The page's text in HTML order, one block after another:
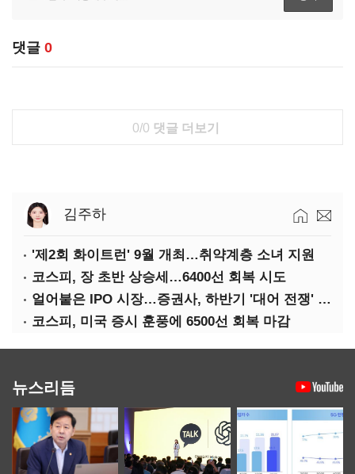
댓글 0
0/0 댓글 더보기
김주하
'제2회 화이트런' 9월 개최…취약계층 소녀 지원
코스피, 장 초반 상승세…6400선 회복 시도
얼어붙은 IPO 시장…증권사, 하반기 '대어 전쟁' 기대
코스피, 미국 증시 훈풍에 6500선 회복 마감
뉴스리듬